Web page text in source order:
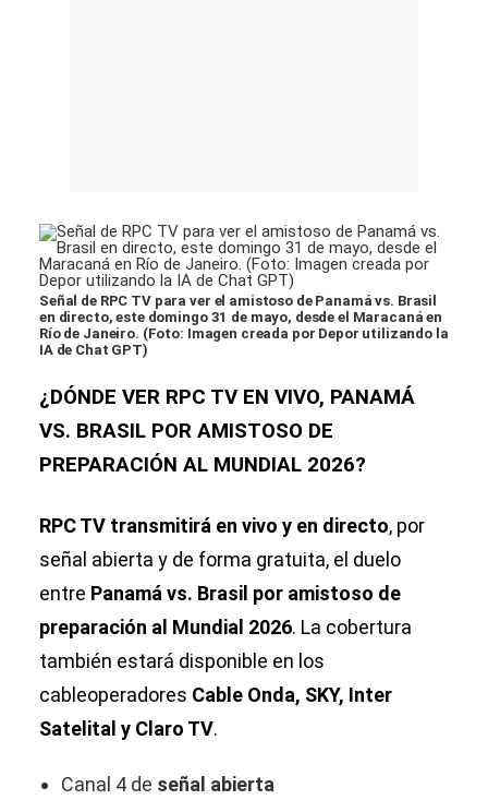
Señal de RPC TV para ver el amistoso de Panamá vs. Brasil
en directo, este domingo 31 de mayo, desde el Maracaná en
Río de Janeiro. (Foto: Imagen creada por Depor utilizando la
IA de Chat GPT)
¿DÓNDE VER RPC TV EN VIVO, PANAMÁ
VS. BRASIL POR AMISTOSO DE
PREPARACIÓN AL MUNDIAL 2026?
RPC TV transmitirá en vivo y en directo, por
señal abierta y de forma gratuita, el duelo
entre Panamá vs. Brasil por amistoso de
preparación al Mundial 2026. La cobertura
también estará disponible en los
cableoperadores Cable Onda, SKY, Inter
Satelital y Claro TV.
Canal 4 de señal abierta